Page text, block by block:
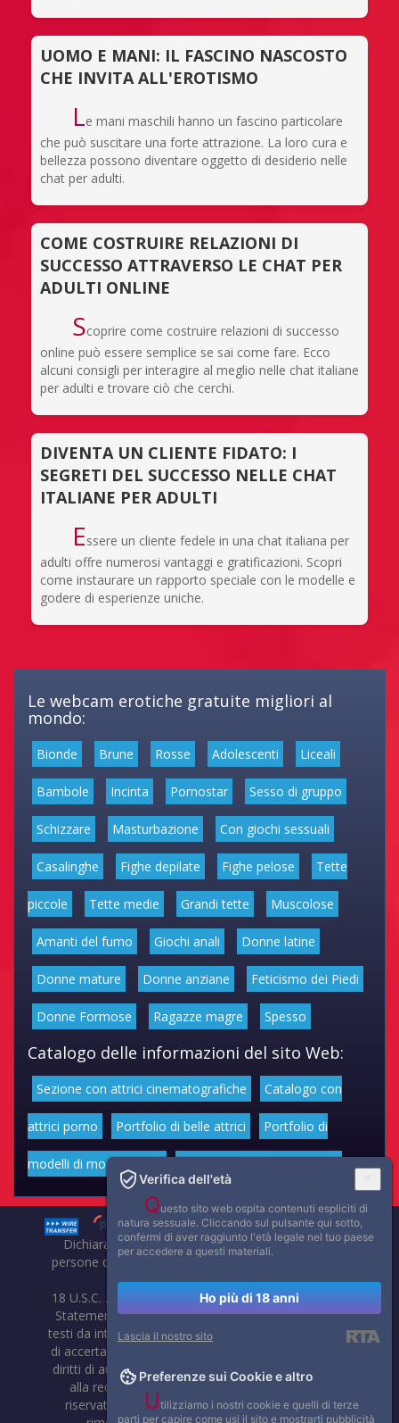
UOMO E MANI: IL FASCINO NASCOSTO
CHE INVITA ALL'EROTISMO
Le mani maschili hanno un fascino particolare
che può suscitare una forte attrazione. La loro cura e
bellezza possono diventare oggetto di desiderio nelle
chat per adulti.
COME COSTRUIRE RELAZIONI DI
SUCCESSO ATTRAVERSO LE CHAT PER
ADULTI ONLINE
Scoprire come costruire relazioni di successo
online può essere semplice se sai come fare. Ecco
alcuni consigli per interagire al meglio nelle chat italiane
per adulti e trovare ciò che cerchi.
DIVENTA UN CLIENTE FIDATO: I
SEGRETI DEL SUCCESSO NELLE CHAT
ITALIANE PER ADULTI
Essere un cliente fedele in una chat italiana per
adulti offre numerosi vantaggi e gratificazioni. Scopri
come instaurare un rapporto speciale con le modelle e
godere di esperienze uniche.
Le webcam erotiche gratuite migliori al
mondo:
Bionde Brune Rosse Adolescenti Liceali
Bambole Incinta Pornostar Sesso di gruppo
Schizzare Masturbazione Con giochi sessuali
Casalinghe Fighe depilate Fighe pelose Tette
piccole Tette medie Grandi tette Muscolose
Amanti del fumo Giochi anali Donne latine
Donne mature Donne anziane Feticismo dei Piedi
Donne Formose Ragazze magre Spesso
Catalogo delle informazioni del sito Web:
Sezione con attrici cinematografiche Catalogo con
attrici porno Portfolio di belle attrici Portfolio di
modelli di moda volgari
Dichiarazione di non responsabilità: tutti i membri e le
persone che compaiono su questo sito hanno almeno 18
anni.
18 U.S.C. 2257 Record-Keeping Requirements Compliance
Statement. Affaritaliani, prima di pubblicare foto, video o
testi da internet, compie tutte le opportune verifiche al fine
di accertarne il libero regime di circolazione e non violare i
diritti di autore o altri diritti esclusivi di terzi. Per segnalare
alla redazione eventuali errori nell'uso del materiale
riservato, scriveteci: provvederemo prontamente alla
Verifica dell'età
Questo sito web ospita contenuti espliciti di
natura sessuale. Cliccando sul pulsante qui sotto,
confermi di aver raggiunto l'età legale nel tuo paese
per accedere a questi materiali.
Ho più di 18 anni
Lascia il nostro sito
Preferenze sui Cookie e altro
Utilizziamo i nostri cookie e quelli di terze
parti per capire come usi il sito e mostrarti pubblicità